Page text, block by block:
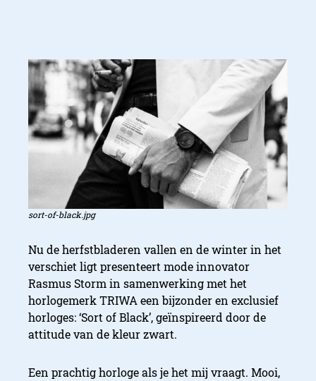
sort-of-black.jpg
Nu de herfstbladeren vallen en de winter in het
verschiet ligt presenteert mode innovator
Rasmus Storm in samenwerking met het
horlogemerk TRIWA een bijzonder en exclusief
horloges: ‘Sort of Black’, geïnspireerd door de
attitude van de kleur zwart.
Een prachtig horloge als je het mij vraagt. Mooi,